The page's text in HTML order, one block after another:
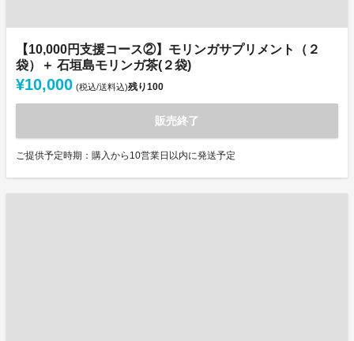
【10,000円支援コース②】モリンガサプリメント（２
袋）＋ 石垣島モリンガ茶(２袋)
¥10,000 (税込/送料込)残り100
販売終了
ご提供予定時期：購入から10営業日以内に発送予定